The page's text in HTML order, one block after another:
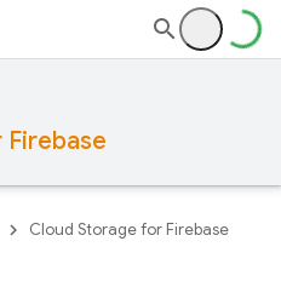
Cloud Storage for Firebase